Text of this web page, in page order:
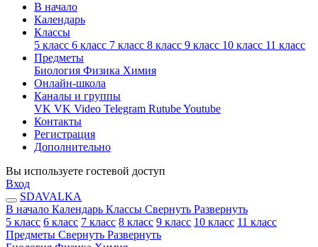
В начало
Календарь
Классы
5 класс 6 класс 7 класс 8 класс 9 класс 10 класс 11 класс
Предметы
Биология Физика Химия
Онлайн-школа
Каналы и группы
VK VK Video Telegram RutubeYoutube
Контакты
Регистрация
Дополнительно
Вы используете гостевой доступ
Вход
SDAVALKA
В начало Календарь Классы Свернуть Развернуть
5 класс 6 класс 7 класс 8 класс 9 класс 10 класс 11 класс
Предметы Свернуть Развернуть